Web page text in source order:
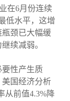
在6月份连续
低水平，这增
颈已大幅缓
续减弱。
要性产生质
国经济分析
从前值4.3%降